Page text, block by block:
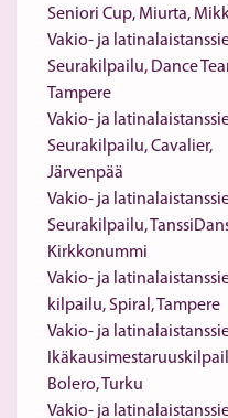
Seniori Cup, Miurta,
Vakio- ja
Seurakilpailu, Dance
Tampere
Vakio- ja
Seurakilpailu, Cavalier,
Järvenpää
Vakio- ja
Seurakilpailu,
Kirkkonummi
Vakio- ja
kilpailu, Spiral, Tampere
Vakio- ja
Bolero, Turku
Vakio- ja